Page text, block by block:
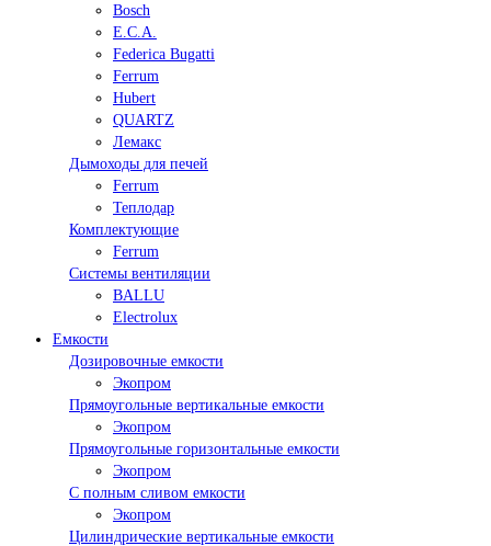
Bosch
E.C.A.
Federica Bugatti
Ferrum
Hubert
QUARTZ
Лемакс
Дымоходы для печей
Ferrum
Теплодар
Комплектующие
Ferrum
Системы вентиляции
BALLU
Electrolux
Емкости
Дозировочные емкости
Экопром
Прямоугольные вертикальные емкости
Экопром
Прямоугольные горизонтальные емкости
Экопром
С полным сливом емкости
Экопром
Цилиндрические вертикальные емкости